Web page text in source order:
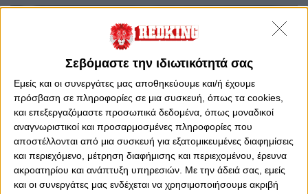
Σεβόμαστε την ιδιωτικότητά σας
Εμείς και οι συνεργάτες μας αποθηκεύουμε και/ή έχουμε
πρόσβαση σε πληροφορίες σε μια συσκευή, όπως τα cookies,
και επεξεργαζόμαστε προσωπικά δεδομένα, όπως μοναδικοί
αναγνωριστικοί και προσαρμοσμένες πληροφορίες που
αποστέλλονται από μια συσκευή για εξατομικευμένες διαφημίσεις
και περιεχόμενο, μέτρηση διαφήμισης και περιεχομένου, έρευνα
ακροατηρίου και ανάπτυξη υπηρεσιών. Με την άδειά σας, εμείς
και οι συνεργάτες μας ενδέχεται να χρησιμοποιήσουμε ακριβή